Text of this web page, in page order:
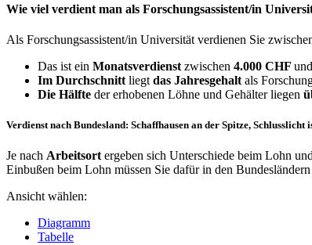
Wie viel verdient man als Forschungsassistent/in
Als Forschungsassistent/in Universität verdienen Sie
Das ist ein Monatsverdienst zwischen 4.000 CHF und
Im Durchschnitt liegt das Jahresgehalt als
Die Hälfte der erhobenen Löhne und Gehälter liegen
Verdienst nach Bundesland: Schaffhausen an der Spitze, Schlusslicht
Je nach Arbeitsort ergeben sich Unterschiede beim Lohn
Einbußen beim Lohn müssen Sie dafür in den Bundesländern
Ansicht wählen:
Diagramm
Tabelle